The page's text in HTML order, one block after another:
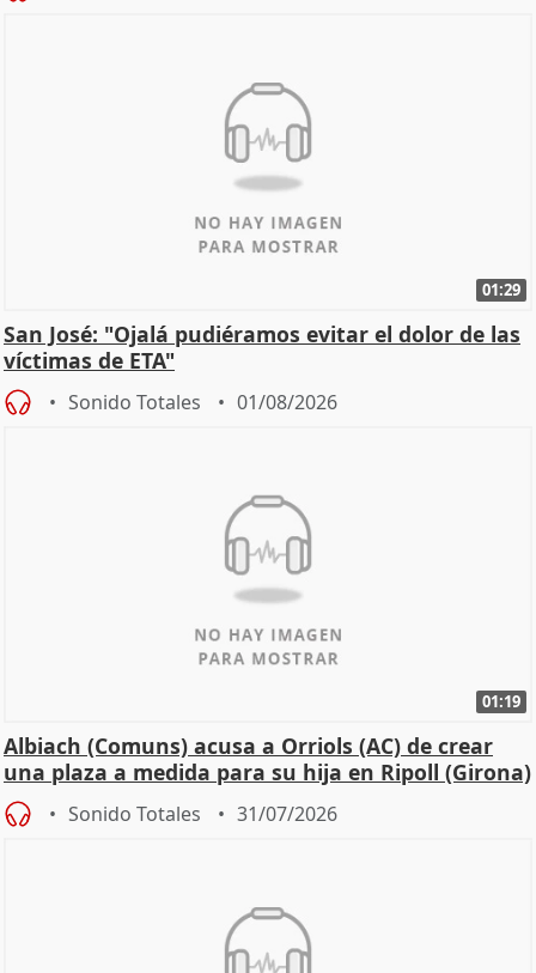
01:29
San José: "Ojalá pudiéramos evitar el dolor de las
víctimas de ETA"
Sonido Totales 01/08/2026
01:19
Albiach (Comuns) acusa a Orriols (AC) de crear
una plaza a medida para su hija en Ripoll (Girona)
Sonido Totales 31/07/2026